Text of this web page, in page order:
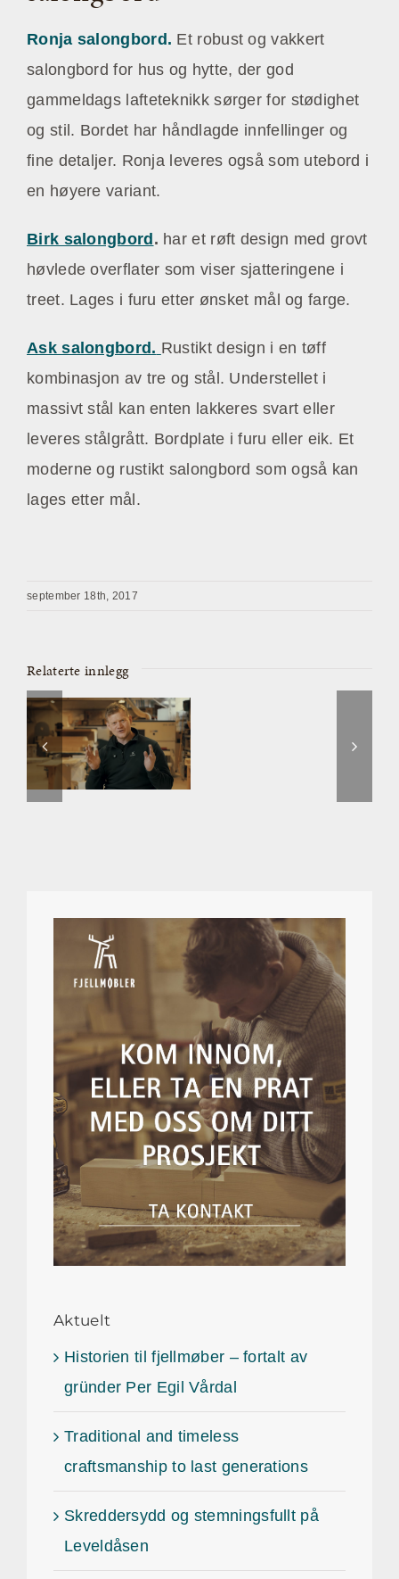
Ronja salongbord. Et robust og vakkert
salongbord for hus og hytte, der god
gammeldags lafteteknikk sørger for stødighet
og stil. Bordet har håndlagde innfellinger og
fine detaljer. Ronja leveres også som utebord i
en høyere variant.
Birk salongbord. har et røft design med grovt
høvlede overflater som viser sjatteringene i
treet. Lages i furu etter ønsket mål og farge.
Ask salongbord. Rustikt design i en tøff
kombinasjon av tre og stål. Understellet i
massivt stål kan enten lakkeres svart eller
leveres stålgrått. Bordplate i furu eller eik. Et
moderne og rustikt salongbord som også kan
lages etter mål.
september 18th, 2017
Relaterte innlegg
Aktuelt
Historien til fjellmøber – fortalt av
gründer Per Egil Vårdal
Traditional and timeless
craftsmanship to last generations
Skreddersydd og stemningsfullt på
Leveldåsen